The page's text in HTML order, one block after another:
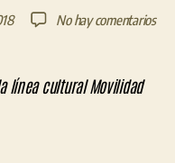
No hay comentariosen